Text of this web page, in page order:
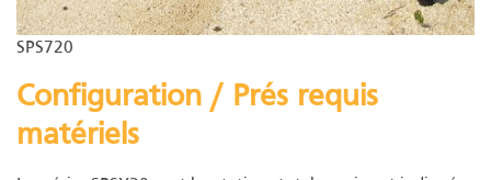
SPS720
Configuration / Prés requis
matériels